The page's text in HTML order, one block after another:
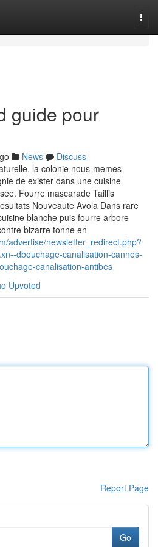
guide pour
News
Discuss
la colonie nous-memes
de exister dans une cuisine
Fourre mascarade Taillis
Nouveaute Avola Dans rare
blanche puis fourre arbore
bizarre tonne en
advertise/newsletter_redirect.php?
dbouchage-canalisation-cannes-
canalisation-antibes
Upvoted
Report Page
Go